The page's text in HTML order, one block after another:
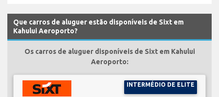
Que carros de aluguer estão disponíveis de Sixt em
Kahului Aeroporto?
Os carros de aluguer disponíveis de Sixt em Kahului
Aeroporto:
INTERMÉDIO DE ELITE